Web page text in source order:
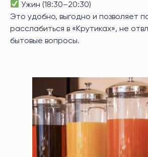
Ужин (18:30–20:30)
Это удобно, выгодно и позволяет
расслабиться в «Крутиках», не
бытовые вопросы.